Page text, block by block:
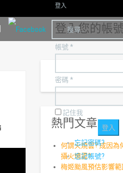
登入
登入您的帳
帳號 *
密碼 *
記住我
忘記密碼?
忘記帳號?
熱門文章
何謂火燒雲? 成因為
攝火燒雲?
梅姬颱風預估影響